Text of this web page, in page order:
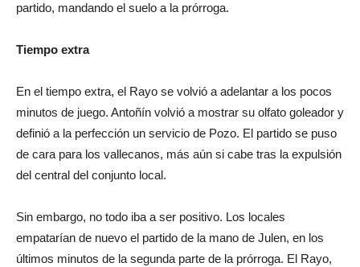
partido, mandando el suelo a la prórroga.
Tiempo extra
En el tiempo extra, el Rayo se volvió a adelantar a los pocos
minutos de juego. Antoñín volvió a mostrar su olfato goleador y
definió a la perfección un servicio de Pozo. El partido se puso
de cara para los vallecanos, más aún si cabe tras la expulsión
del central del conjunto local.
Sin embargo, no todo iba a ser positivo. Los locales
empatarían de nuevo el partido de la mano de Julen, en los
últimos minutos de la segunda parte de la prórroga. El Rayo,